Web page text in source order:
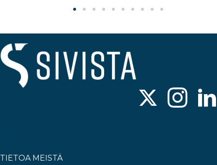
TIETOA MEISTÄ